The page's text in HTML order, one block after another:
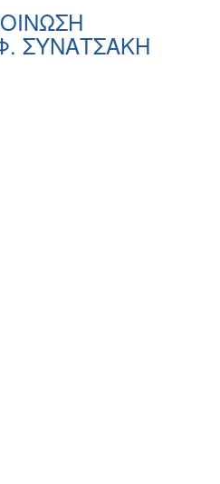
ΣΥΝΑΤΣΑΚΗ